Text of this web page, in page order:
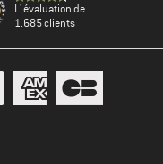
L' évaluation de
1.685 clients